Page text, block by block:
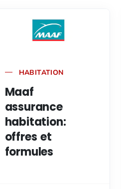
HABITATION
Maaf
assurance
habitation:
offres et
formules